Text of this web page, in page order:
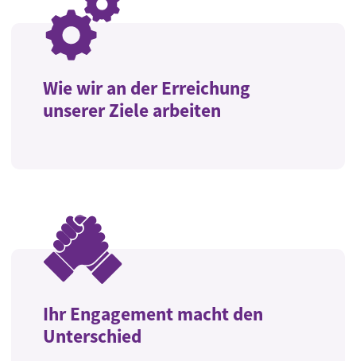
Wie wir an der Erreichung
unserer Ziele arbeiten
Ihr Engagement macht den
Unterschied